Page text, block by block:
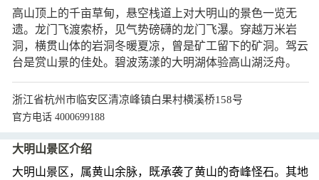
高山顶上的千亩草甸，悬空栈道上对大明山的景色一览无
遗。龙门飞渡索桥，见气势磅礴的龙门飞瀑。穿越万米岩
洞，横贯山体的岩洞冬暖夏凉，曾是矿工留下的矿洞。驾云
台是赏山景的佳处。碧波荡漾的大明湖体验高山湖泛舟。
浙江省杭州市临安区清凉峰镇白果村横溪桥158号
官方电话 4000699188
大明山景区介绍
大明山景区，属黄山余脉，既承袭了黄山的奇峰怪石。其地